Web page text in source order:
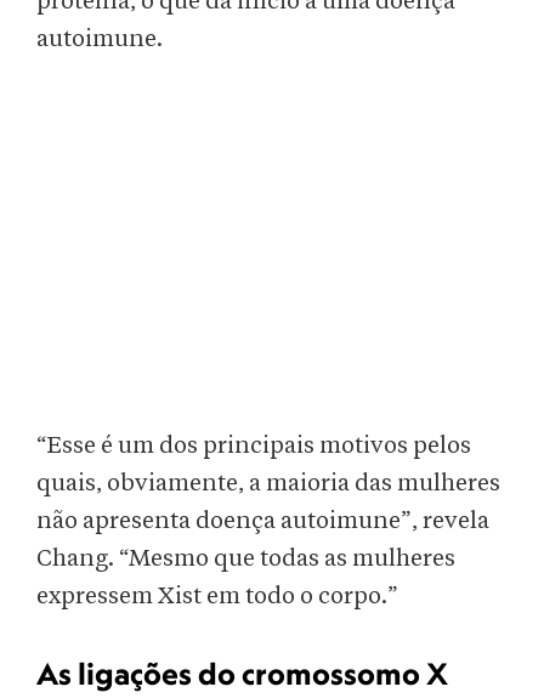
autoimune.
“Esse é um dos principais motivos pelos
quais, obviamente, a maioria das mulheres
não apresenta doença autoimune”, revela
Chang. “Mesmo que todas as mulheres
expressem Xist em todo o corpo.”
As ligações do cromossomo X